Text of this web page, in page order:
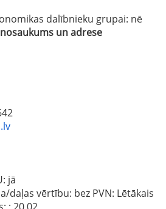
dalībnieku grupai: nē
un adrese
jā
daļas vērtību: bez PVN: Lētākais
: 20.02